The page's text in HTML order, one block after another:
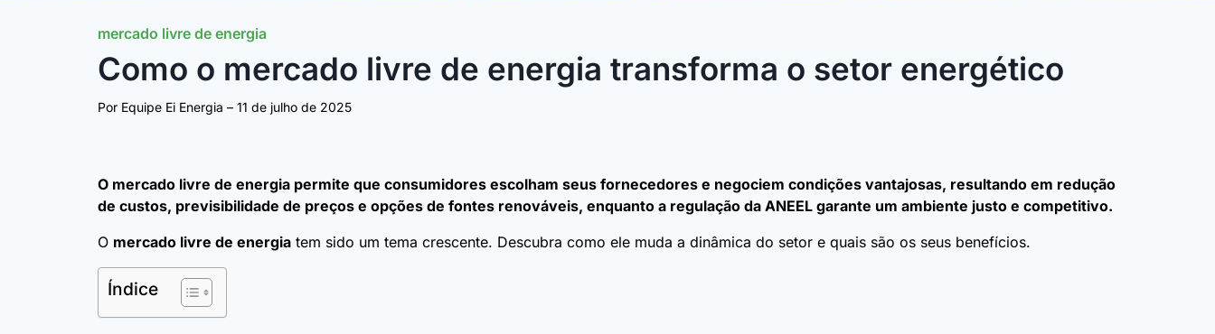
mercado livre de energia
Como o mercado livre de energia transforma o setor energético
Por Equipe Ei Energia – 11 de julho de 2025
O mercado livre de energia permite que consumidores escolham seus fornecedores e negociem condições vantajosas, resultando em redução
de custos, previsibilidade de preços e opções de fontes renováveis, enquanto a regulação da ANEEL garante um ambiente justo e competitivo.
O mercado livre de energiatem sido um tema crescente. Descubra como ele muda a dinâmica do setor e quais são os seus benefícios.
Índice